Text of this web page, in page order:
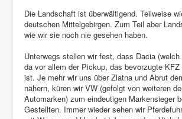
Die Landschaft ist überwältigend. Teilweise
deutschen Mittelgebirgen. Zum Teil aber
wie wir sie noch nie gesehen haben.
Unterwegs stellen wir fest, dass Dacia (welch
da vor allem der Pickup, das bevorzugte
ist. Je mehr wir uns über Zlatna und Abrut
nähern, küren wir VW (gefolgt von weiteren
Automarken) zum eindeutigen Markensieger
Gestellten. Immer wieder sehen wir